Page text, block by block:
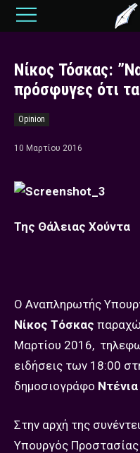
Νίκος Τόσκας:
πρόσφυγες ότι
Opinion
10 Μαρτίου 2016
Της Θάλειας Χούντα
Ο Αναπληρωτής
Νίκος Τόσκας
Μαρτίου 2016,
ειδήσεις των 18:00
δημοσιογράφο
Στην αρχή της
Υπουργός Προστασίας